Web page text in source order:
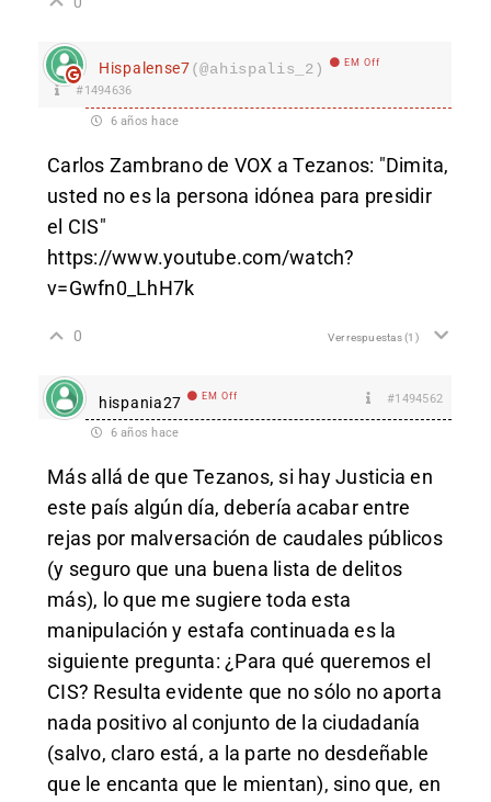
Hispalense7(@ahispalis_2) EM Off
#1494636
6 años hace
Carlos Zambrano de VOX a Tezanos: "Dimita,
usted no es la persona idónea para presidir
el CIS"
https://www.youtube.com/watch?
v=Gwfn0_LhH7k
0 Ver respuestas(1)
hispania27 EM Off #1494562
6 años hace
Más allá de que Tezanos, si hay Justicia en
este país algún día, debería acabar entre
rejas por malversación de caudales públicos
(y seguro que una buena lista de delitos
más), lo que me sugiere toda esta
manipulación y estafa continuada es la
siguiente pregunta: ¿Para qué queremos el
CIS? Resulta evidente que no sólo no aporta
nada positivo al conjunto de la ciudadanía
(salvo, claro está, a la parte no desdeñable
que le encanta que le mientan), sino que, en